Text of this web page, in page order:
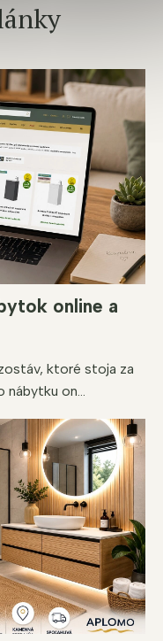
online a
ktoré stoja za
nábytku on...